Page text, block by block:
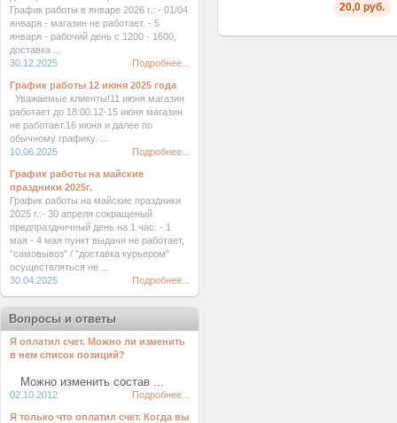
20,0 руб.
График работы в январе 2026 г.: - 01/04
января - магазин не работает. - 5
января - рабочий день с 1200 - 1600,
доставка ...
30.12.2025
Подробнее...
График работы 12 июня 2025 года
Уважаемые клиенты!11 июня магазин
работает до 18:00.12-15 июня магазин
не работает.16 июня и далее по
обычному графику. ...
10.06.2025
Подробнее...
График работы на майские
праздники 2025г.
График работы на майские праздники
2025 г.:- 30 апреля сокращеный
предпраздничный день на 1 час. - 1
мая - 4 мая пункт выдачи не работает,
"самовывоз" / "доставка курьером"
осуществляться не ...
30.04.2025
Подробнее...
Вопросы и ответы
Я оплатил счет. Можно ли изменить
в нем список позиций?
Можно изменить состав ...
02.10.2012 Подробнее...
Я только что оплатил счет. Когда вы